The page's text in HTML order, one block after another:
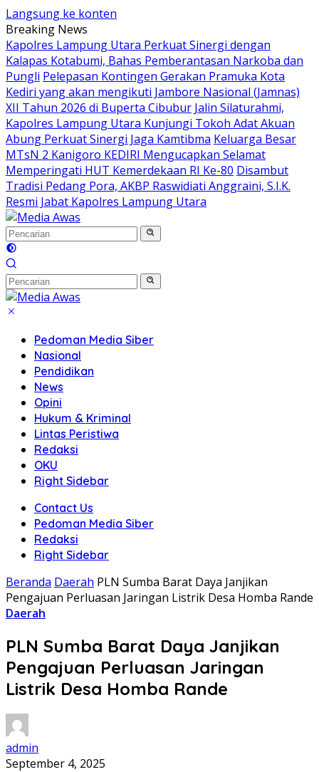
Langsung ke konten
Breaking News
Kapolres Lampung Utara Perkuat Sinergi dengan
Kalapas Kotabumi, Bahas Pemberantasan Narkoba dan
Pungli Pelepasan Kontingen Gerakan Pramuka Kota
Kediri yang akan mengikuti Jambore Nasional (Jamnas)
XII Tahun 2026 di Buperta Cibubur Jalin Silaturahmi,
Kapolres Lampung Utara Kunjungi Tokoh Adat Akuan
Abung Perkuat Sinergi Jaga Kamtibma Keluarga Besar
MTsN 2 Kanigoro KEDIRI Mengucapkan Selamat
Memperingati HUT Kemerdekaan RI Ke-80 Disambut
Tradisi Pedang Pora, AKBP Raswidiati Anggraini, S.I.K.
Resmi Jabat Kapolres Lampung Utara
Pedoman Media Siber
Nasional
Pendidikan
News
Opini
Hukum & Kriminal
Lintas Peristiwa
Redaksi
OKU
Right Sidebar
Contact Us
Pedoman Media Siber
Redaksi
Right Sidebar
Beranda Daerah PLN Sumba Barat Daya Janjikan
Pengajuan Perluasan Jaringan Listrik Desa Homba Rande
Daerah
PLN Sumba Barat Daya Janjikan
Pengajuan Perluasan Jaringan
Listrik Desa Homba Rande
admin
September 4, 2025